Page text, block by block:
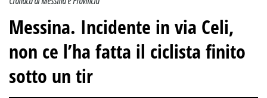
Messina. Incidente in via Celi,
non ce l’ha fatta il ciclista finito
sotto un tir